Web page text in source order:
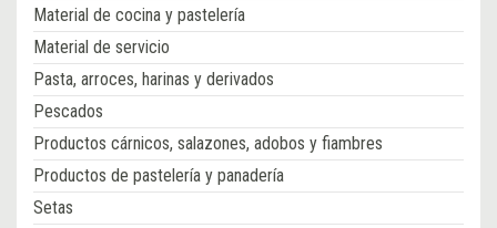
Material de cocina y pastelería
Material de servicio
Pasta, arroces, harinas y derivados
Pescados
Productos cárnicos, salazones, adobos y fiambres
Productos de pastelería y panadería
Setas